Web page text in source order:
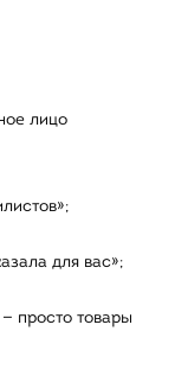
лицо
для вас»;
просто товары